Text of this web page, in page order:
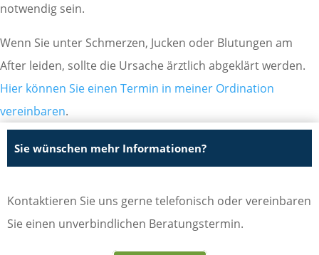
notwendig sein.
Wenn Sie unter Schmerzen, Jucken oder Blutungen am
After leiden, sollte die Ursache ärztlich abgeklärt werden.
Hier können Sie einen Termin in meiner Ordination
vereinbaren.
Sie wünschen mehr Informationen?
Kontaktieren Sie uns gerne telefonisch oder vereinbaren
Sie einen unverbindlichen Beratungstermin.